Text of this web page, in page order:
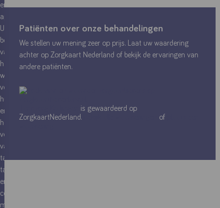
Patiënten over onze behandelingen
We stellen uw mening zeer op prijs. Laat uw waardering
achter op Zorgkaart Nederland of bekijk de ervaringen van
andere patiënten.
is gewaardeerd op
ZorgkaartNederland.
of
en
apparatuur.
U
bent
van
harte
welkom
voor
hulp
en
het
voorkomen
van
tandvleesaandoeningen,
tandbederf
en
complete
mondverzorging.